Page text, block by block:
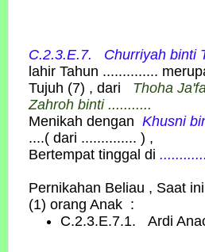
C.2.3.E.7. Churriyah binti
lahir Tahun ..............
Tujuh (7) , dari Thoha
Zahroh binti ...........
Menikah dengan Khusni
....( dari .............. ) ,
Bertempat tinggal di
Pernikahan Beliau , Saat
(1) orang Anak :
C.2.3.E.7.1. Ardi